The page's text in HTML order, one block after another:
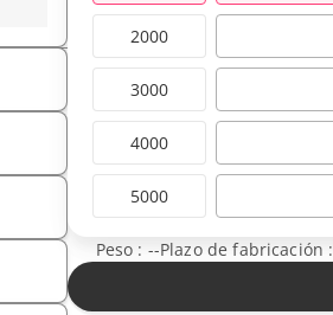
2000
3000
4000
5000
Peso : --Plazo de fabricación :